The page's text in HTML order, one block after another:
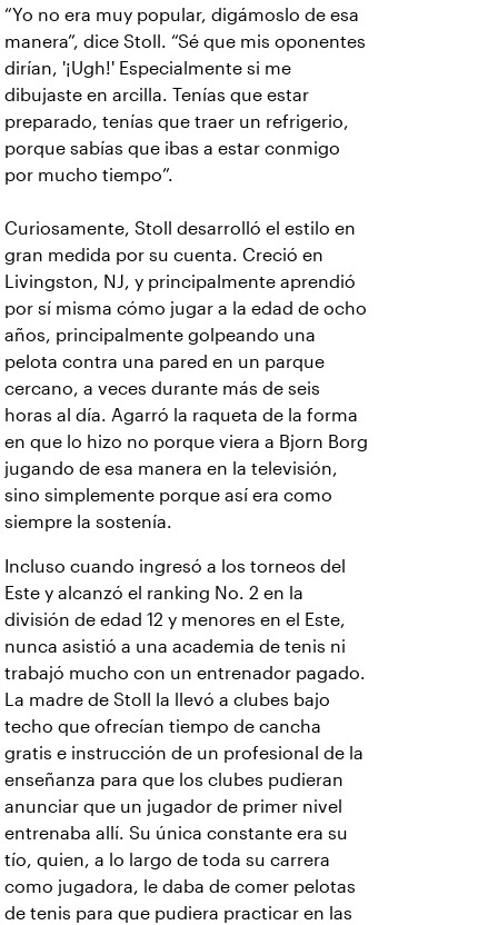
“Yo no era muy popular, digámoslo de esa
manera”, dice Stoll. “Sé que mis oponentes
dirían, '¡Ugh!' Especialmente si me
dibujaste en arcilla. Tenías que estar
preparado, tenías que traer un refrigerio,
porque sabías que ibas a estar conmigo
por mucho tiempo”.
Curiosamente, Stoll desarrolló el estilo en
gran medida por su cuenta. Creció en
Livingston, NJ, y principalmente aprendió
por sí misma cómo jugar a la edad de ocho
años, principalmente golpeando una
pelota contra una pared en un parque
cercano, a veces durante más de seis
horas al día. Agarró la raqueta de la forma
en que lo hizo no porque viera a Bjorn Borg
jugando de esa manera en la televisión,
sino simplemente porque así era como
siempre la sostenía.
Incluso cuando ingresó a los torneos del
Este y alcanzó el ranking No. 2 en la
división de edad 12 y menores en el Este,
nunca asistió a una academia de tenis ni
trabajó mucho con un entrenador pagado.
La madre de Stoll la llevó a clubes bajo
techo que ofrecían tiempo de cancha
gratis e instrucción de un profesional de la
enseñanza para que los clubes pudieran
anunciar que un jugador de primer nivel
entrenaba allí. Su única constante era su
tío, quien, a lo largo de toda su carrera
como jugadora, le daba de comer pelotas
de tenis para que pudiera practicar en las